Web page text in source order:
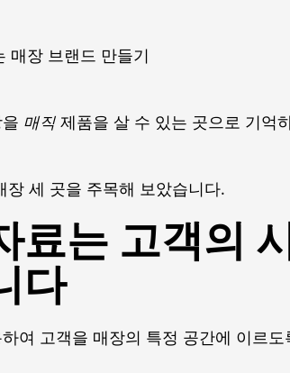
매장 브랜드 만들기
매직제품을 살 수 있는 곳으로 기억
세 곳을 주목해 보았습니다.
료는 고객의
다
여 고객을 매장의 특정 공간에 이르도